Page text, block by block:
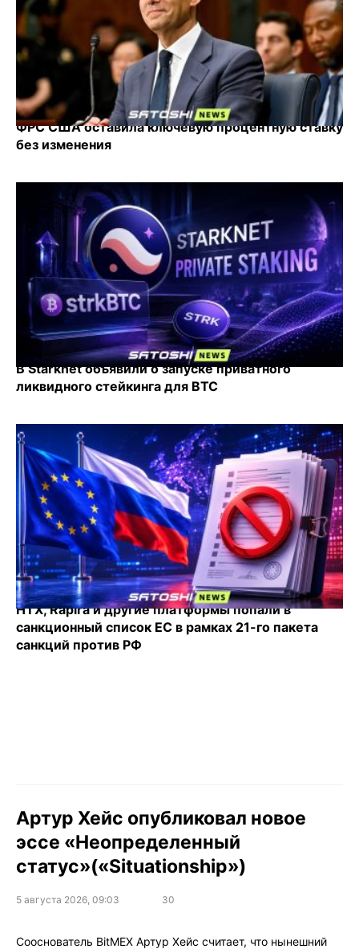
ФРС США оставила ключевую процентную ставку
без изменения
В Starknet объявили о запуске приватного
ликвидного стейкинга для BTC
HTX, Rapira и другие платформы попали в
санкционный список ЕС в рамках 21-го пакета
санкций против РФ
Артур Хейс опубликовал новое
эссе «Неопределенный
статус»(«Situationship»)
5 августа 2026, 09:03 30
Сооснователь BitMEX Артур Хейс считает, что нынешний